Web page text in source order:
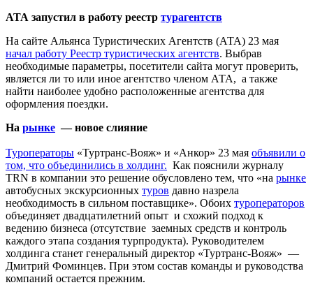
АТА запустил в работу реестр турагентств
На сайте Альянса Туристических Агентств (АТА) 23 мая
начал работу Реестр туристических агентств. Выбрав
необходимые параметры, посетители сайта могут проверить,
является ли то или иное агентство членом АТА, а также
найти наиболее удобно расположенные агентства для
оформления поездки.
На рынке — новое слияние
Туроператоры «Туртранс-Вояж» и «Анкор» 23 мая объявили о
том, что объединились в холдинг. Как пояснили журналу
TRN в компании это решение обусловлено тем, что «на рынке
автобусных экскурсионных туров давно назрела
необходимость в сильном поставщике». Обоих туроператоров
объединяет двадцатилетний опыт и схожий подход к
ведению бизнеса (отсутствие заемных средств и контроль
каждого этапа создания турпродукта). Руководителем
холдинга станет генеральный директор «Туртранс-Вояж» —
Дмитрий Фоминцев. При этом состав команды и руководства
компаний остается прежним.